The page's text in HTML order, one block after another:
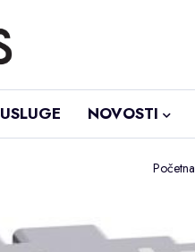
USLUGE NOVOSTI
Početna